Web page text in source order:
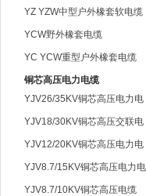
YZ YZW中型户外橡套软电缆
YCW野外橡套电缆
YC YCW重型户外橡套电缆
铜芯高压电力电缆
YJV26/35KV铜芯高压电力电
缆
YJV18/30KV铜芯高压交联电
缆
YJV12/20KV铜芯高压电力电
缆
YJV8.7/15KV铜芯高压电力电
缆
YJV8.7/10KV铜芯高压电缆